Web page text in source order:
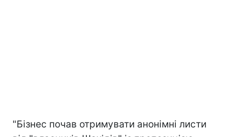
"Бізнес почав отримувати анонімні листи